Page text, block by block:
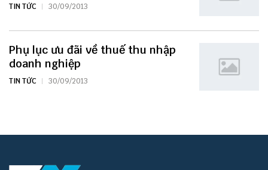
TIN TỨC 30/09/2013
Phụ lục ưu đãi về thuế thu nhập
doanh nghiệp
TIN TỨC 30/09/2013